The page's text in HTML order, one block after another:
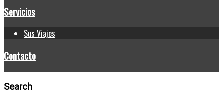
Servicios
Sus Viajes
Contacto
Search